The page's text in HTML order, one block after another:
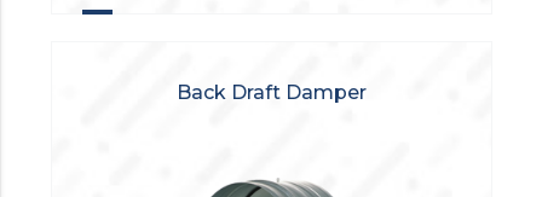
Back Draft Damper